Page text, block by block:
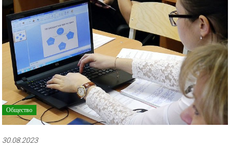
Общество
30.08.2023